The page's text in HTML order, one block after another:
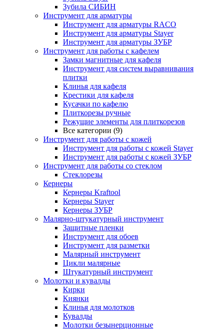
Зубила СИБИН
Инструмент для арматуры
Инструмент для арматуры RACO
Инструмент для арматуры Stayer
Инструмент для арматуры ЗУБР
Инструмент для работы с кафелем
Замки магнитные для кафеля
Инструмент для систем выравнивания
плитки
Клинья для кафеля
Крестики для кафеля
Кусачки по кафелю
Плиткорезы ручные
Режущие элементы для плиткорезов
Все категории (9)
Инструмент для работы с кожей
Инструмент для работы с кожей Stayer
Инструмент для работы с кожей ЗУБР
Инструмент для работы со стеклом
Стеклорезы
Кернеры
Кернеры Kraftool
Кернеры Stayer
Кернеры ЗУБР
Малярно-штукатурный инструмент
Защитные пленки
Инструмент для обоев
Инструмент для разметки
Малярный инструмент
Цикли малярные
Штукатурный инструмент
Молотки и кувалды
Кирки
Киянки
Клинья для молотков
Кувалды
Молотки безынерционные